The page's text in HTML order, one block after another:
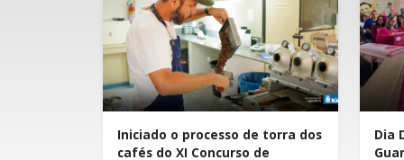
Iniciado o processo de torra dos
cafés do XI Concurso de
Dia